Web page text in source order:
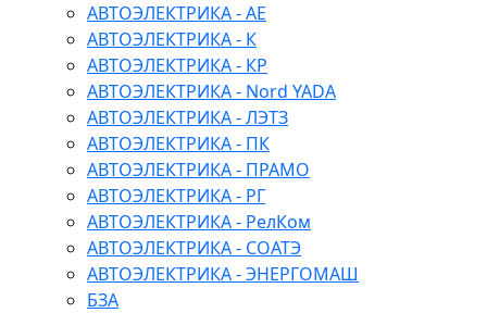
АВТОЭЛЕКТРИКА - АЕ
АВТОЭЛЕКТРИКА - К
АВТОЭЛЕКТРИКА - КР
АВТОЭЛЕКТРИКА - Nord YADA
АВТОЭЛЕКТРИКА - ЛЭТЗ
АВТОЭЛЕКТРИКА - ПК
АВТОЭЛЕКТРИКА - ПРАМО
АВТОЭЛЕКТРИКА - РГ
АВТОЭЛЕКТРИКА - РелКом
АВТОЭЛЕКТРИКА - СОАТЭ
АВТОЭЛЕКТРИКА - ЭНЕРГОМАШ
БЗА